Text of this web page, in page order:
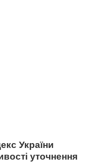
України
уточнення